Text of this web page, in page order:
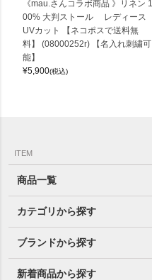
《mau.さんコラボ商品 》リネン 1
00% 大判ストール レディース
UVカット 【ネコポスで送料無
料】 (08000252r) 【名入れ刺繍可
能】
¥5,900(税込)
ITEM
商品一覧
カテゴリから探す
ブランドから探す
新着商品から探す